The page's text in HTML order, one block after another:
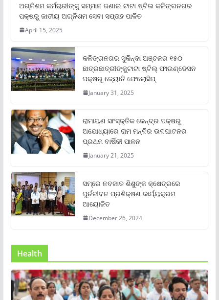
ଅଗ୍ନିଶମ କର୍ମଚାରୀଙ୍କୁ ସମ୍ମାନ ଜଣାଇ ଟାଟା ଷ୍ଟିଲ କଳିଙ୍ଗନଗର
ପକ୍ଷରୁ ଜାତୀୟ ଅଗ୍ନିଶମ ସେବା ସପ୍ତାହ ପାଳିତ
April 15, 2025
କଳିଙ୍ଗନଗର ସୁକିନ୍ଦା ଅଞ୍ଚଳର ୧୫୦
ଛାତ୍ରଛାତ୍ରୀଙ୍କୁଟାଟା ଷ୍ଟିଲ୍ ଫାଉଣ୍ଡେସନ
ପକ୍ଷରୁ ଜ୍ୟୋତି ଫେଲୋସିପ୍‌
January 31, 2025
ରାମାୟଣ ସାଂସ୍କୃତିକ କେନ୍ଦ୍ର ପକ୍ଷରୁ
ଅଯୋଧ୍ୟାରେ ରାମ ମନ୍ଦିର ଉଦଘାଟନର
ପ୍ରଥମ ବାର୍ଷିକୀ ପାଳନ
January 21, 2025
ସମ୍‌ରେ ନବଜାତ ଶିଶୁଙ୍କ କ୍ଷେତ୍ରରେ
ପୁର୍ନଜୀବନ ପ୍ରଶିକ୍ଷଣ କାର୍ଯ୍ୟକ୍ରମ
ଆୟୋଜିତ
December 26, 2024
Health